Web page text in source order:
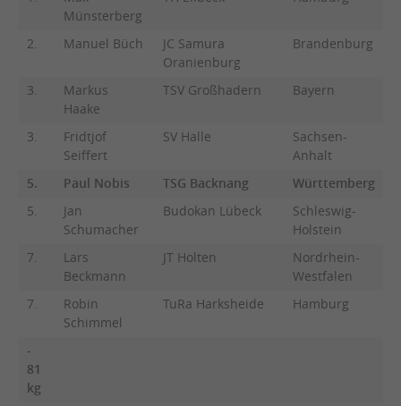
Münsterberg
2. Manuel Büch
JC Samura
Oranienburg
Brandenburg
3.
Markus
Haake
TSV Großhadern Bayern
3.
Fridtjof
Seiffert
SV Halle
Sachsen-
Anhalt
5.
Paul Nobis TSG Backnang
Württemberg
5.
Jan
Schumacher
Budokan Lübeck
Schleswig-
Holstein
7.
Lars
Beckmann
JT Holten
Nordrhein-
Westfalen
7.
Robin
Schimmel
TuRa Harksheide Hamburg
-
81
kg